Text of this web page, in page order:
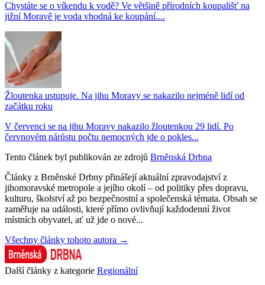
Chystáte se o víkendu k vodě? Ve většině přírodních koupališť na
jižní Moravě je voda vhodná ke koupání....
Žloutenka ustupuje. Na jihu Moravy se nakazilo nejméně lidí od
začátku roku
V červenci se na jihu Moravy nakazilo žloutenkou 29 lidí. Po
červnovém nárůstu počtu nemocných jde o pokles...
Tento článek byl publikován ze zdrojů Brněnská Drbna
Články z Brněnské Drbny přinášejí aktuální zpravodajství z
jihomoravské metropole a jejího okolí – od politiky přes dopravu,
kulturu, školství až po bezpečnostní a společenská témata. Obsah se
zaměřuje na události, které přímo ovlivňují každodenní život
místních obyvatel, ať už jde o nové...
Všechny články tohoto autora →
Další články z kategorie Regionální